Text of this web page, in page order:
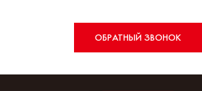
ОБРАТНЫЙ ЗВОНОК